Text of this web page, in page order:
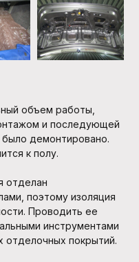
объем работы,
и последующей
было демонтировано.
к полу.
отделан
поэтому изоляция
Проводить ее
инструментами
отделочных покрытий.